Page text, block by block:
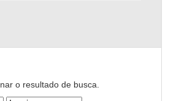
o resultado de busca.